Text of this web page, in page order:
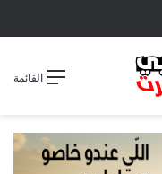
القائمة